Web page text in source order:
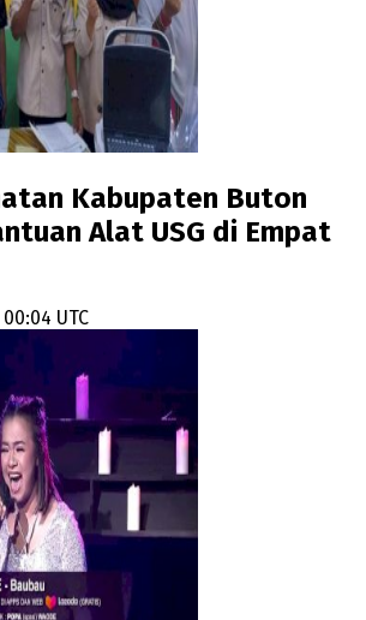
Kabupaten Buton
Alat USG di Empat
UTC